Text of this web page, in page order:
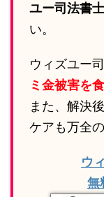
ユー司法書
い。
ウィズユー
ミ金被害を
また、解決
ケアも万全
ウ
無